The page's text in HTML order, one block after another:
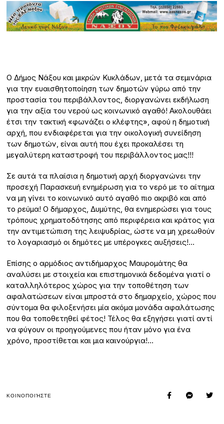
Ο Δήμος Νάξου και μικρών Κυκλάδων, μετά τα σεμινάρια
για την ευαισθητοποίηση των δημοτών γύρω από την
προστασία του περιβάλλοντος, διοργανώνει εκδήλωση
για την αξία του νερού ως κοινωνικό αγαθό! Ακολουθάει
έτσι την τακτική «φωνάζει ο κλέφτης», αφού η δημοτική
αρχή, που ενδιαφέρεται για την οικολογική συνείδηση
των δημοτών, είναι αυτή που έχει προκαλέσει τη
μεγαλύτερη καταστροφή του περιβάλλοντος μας!!!
Σε αυτά τα πλαίσια η δημοτική αρχή διοργανώνει την
προσεχή Παρασκευή ενημέρωση για το νερό με το αίτημα
να μη γίνει το κοινωνικό αυτό αγαθό πιο ακριβό και από
το ρεύμα! Ο δήμαρχος, Δυμύτης, θα ενημερώσει για τους
τρόπους χρηματοδότησης από περιφέρεια και κράτος για
την αντιμετώπιση της λειψυδρίας, ώστε να μη χρεωθούν
το λογαριασμό οι δημότες με υπέρογκες αυξήσεις!…
Επίσης ο αρμόδιος αντιδήμαρχος Μαυρομάτης θα
αναλύσει με στοιχεία και επιστημονικά δεδομένα γιατί ο
καταλληλότερος χώρος για την τοποθέτηση των
αφαλατώσεων είναι μπροστά στο δημαρχείο, χώρος που
σύντομα θα φιλοξενήσει μία ακόμα μονάδα αφαλάτωσης
που θα τοποθετηθεί φέτος! Τέλος θα εξηγήσει γιατί αντί
να φύγουν οι προηγούμενες που ήταν μόνο για ένα
χρόνο, προστίθεται και μια καινούργια!…
ΚΟΙΝΟΠΟΙΉΣΤΕ